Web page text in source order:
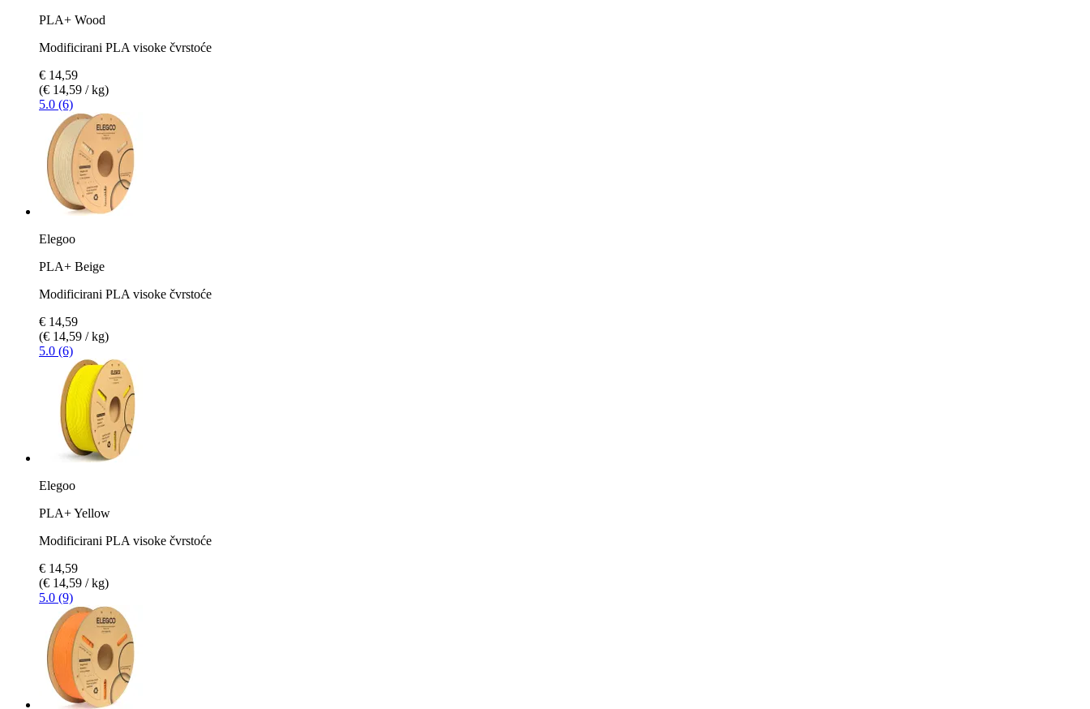
PLA+ Wood
Modificirani PLA visoke čvrstoće
€ 14,59
(€ 14,59 / kg)
5.0 (6)
Elegoo
PLA+ Beige
Modificirani PLA visoke čvrstoće
€ 14,59
(€ 14,59 / kg)
5.0 (6)
Elegoo
PLA+ Yellow
Modificirani PLA visoke čvrstoće
€ 14,59
(€ 14,59 / kg)
5.0 (9)